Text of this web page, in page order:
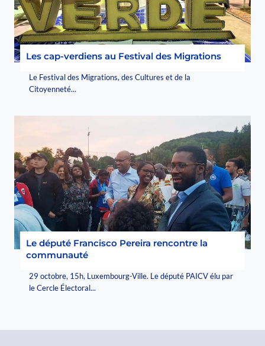
Les cap-verdiens au Festival des Migrations
Le Festival des Migrations, des Cultures et de la
Citoyenneté...
Le député Francisco Pereira rencontre la
communauté
29 octobre, 15h, Luxembourg-Ville. Le député PAICV élu par
le Cercle Électoral...